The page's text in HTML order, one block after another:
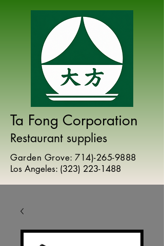
Ta Fong Corporation
Restaurant supplies
Garden Grove:714)-265-9888
Los Angeles: (323) 223-1488